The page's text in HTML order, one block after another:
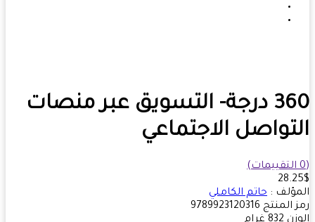
360 درجة- التسويق عبر منصات
الاجتماعي
:حاتم الكاملي
المنتج‎9789923120316‎